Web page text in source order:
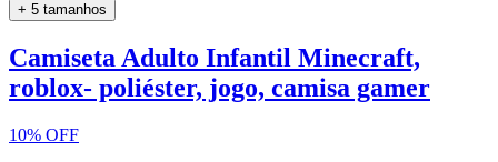
+ 5 tamanhos
Camiseta Adulto Infantil Minecraft,
roblox- poliéster, jogo, camisa gamer
10% OFF